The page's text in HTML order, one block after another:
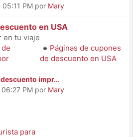
PM por Mary
en USA
en tu viaje
Páginas de cupones
de descuento en USA
impr...
PM por Mary
para